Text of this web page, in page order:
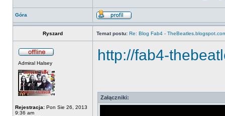
Góra
Ryszard Temat postu: Re: Blog Fab4 -
Admiral Halsey
Rejestracja: Pon Sie 26, 2013
9:36 am
http://fab4-
Załączniki: